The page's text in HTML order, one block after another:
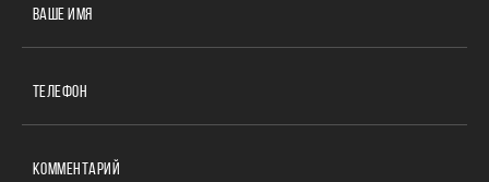
ВАШЕ ИМЯ
ТЕЛЕФОН
КОММЕНТАРИЙ